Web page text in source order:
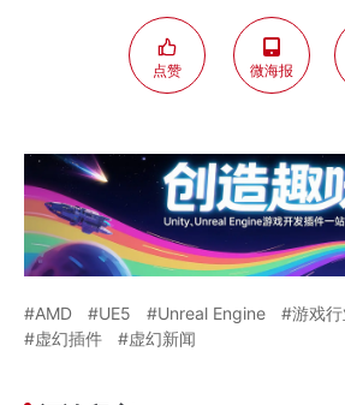
点赞 微海报
AMD UE5 Unreal Engine 游戏
虚幻插件
虚幻新闻